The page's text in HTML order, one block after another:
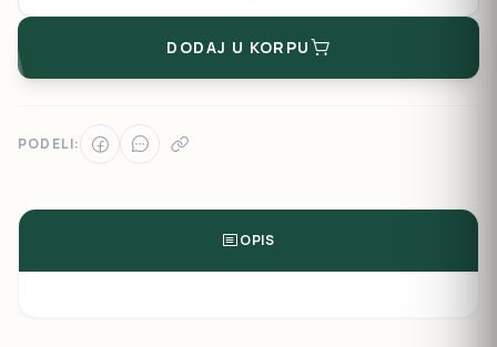
DODAJ U KORPU
PODELI:
OPIS